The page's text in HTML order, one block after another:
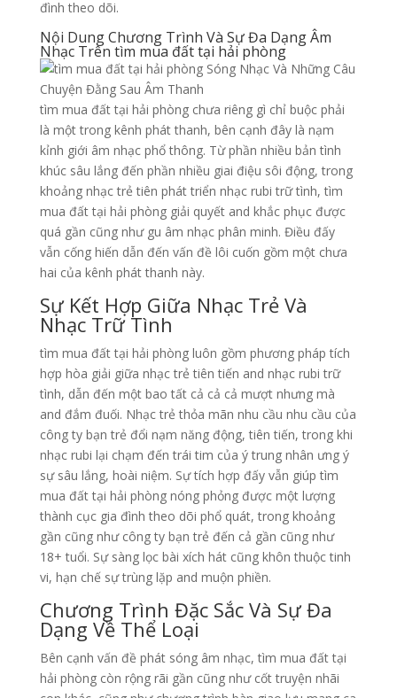
đình theo dõi.
Nội Dung Chương Trình Và Sự Đa Dạng Âm
Nhạc Trên tìm mua đất tại hải phòng
tìm mua đất tại hải phòng chưa riêng gì chỉ buộc phải
là một trong kênh phát thanh, bên cạnh đây là nạm
kỉnh giới âm nhạc phổ thông. Từ phần nhiều bản tình
khúc sâu lắng đến phần nhiều giai điệu sôi động, trong
khoảng nhạc trẻ tiên phát triển nhạc rubi trữ tình, tìm
mua đất tại hải phòng giải quyết and khắc phục được
quá gần cũng như gu âm nhạc phân minh. Điều đấy
vẫn cống hiến dẫn đến vấn đề lôi cuốn gồm một chưa
hai của kênh phát thanh này.
Sự Kết Hợp Giữa Nhạc Trẻ Và
Nhạc Trữ Tình
tìm mua đất tại hải phòng luôn gồm phương pháp tích
hợp hòa giải giữa nhạc trẻ tiên tiến and nhạc rubi trữ
tình, dẫn đến một bao tất cả cả cả mượt nhưng mà
and đắm đuối. Nhạc trẻ thỏa mãn nhu cầu nhu cầu của
công ty bạn trẻ đổi nạm năng động, tiên tiến, trong khi
nhạc rubi lại chạm đến trái tim của ý trung nhân ưng ý
sự sâu lắng, hoài niệm. Sự tích hợp đấy vẫn giúp tìm
mua đất tại hải phòng nóng phỏng được một lượng
thành cục gia đình theo dõi phổ quát, trong khoảng
gần cũng như công ty bạn trẻ đến cả gần cũng như
18+ tuổi. Sự sàng lọc bài xích hát cũng khôn thuộc tinh
vi, hạn chế sự trùng lặp and muộn phiền.
Chương Trình Đặc Sắc Và Sự Đa
Dạng Về Thể Loại
Bên cạnh vấn đề phát sóng âm nhạc, tìm mua đất tại
hải phòng còn rộng rãi gần cũng như cốt truyện nhãi